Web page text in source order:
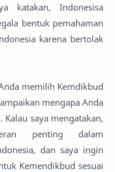
katakan, Indonesisa
bentuk pemahaman
karena bertolak
memilih Kemdikbud
mengapa Anda
saya mengatakan,
penting dalam
dan saya ingin
Kemendikbud sesuai